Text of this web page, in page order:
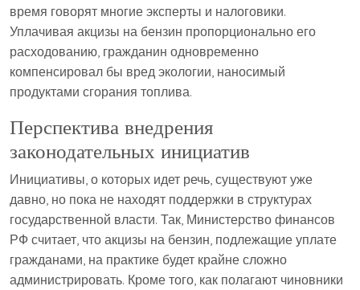
время говорят многие эксперты и налоговики.
Уплачивая акцизы на бензин пропорционально его
расходованию, гражданин одновременно
компенсировал бы вред экологии, наносимый
продуктами сгорания топлива.
Перспектива внедрения
законодательных инициатив
Инициативы, о которых идет речь, существуют уже
давно, но пока не находят поддержки в структурах
государственной власти. Так, Министерство финансов
РФ считает, что акцизы на бензин, подлежащие уплате
гражданами, на практике будет крайне сложно
администрировать. Кроме того, как полагают чиновники